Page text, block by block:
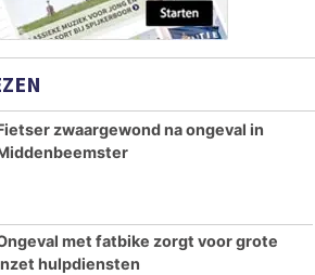
zwaargewond na ongeval in
met fatbike zorgt voor grote
hulpdiensten